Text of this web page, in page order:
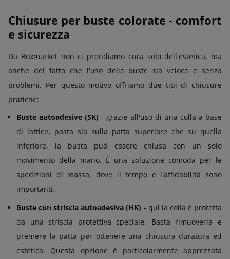
Chiusure per buste colorate - comfort
e sicurezza
Da Boxmarket non ci prendiamo cura solo dell'estetica, ma
anche del fatto che l'uso delle buste sia veloce e senza
problemi. Per questo motivo offriamo due tipi di chiusure
pratiche:
Buste autoadesive (SK) - grazie all'uso di una colla a base
di lattice, posta sia sulla patta superiore che su quella
inferiore, la busta può essere chiusa con un solo
movimento della mano. È una soluzione comoda per le
spedizioni di massa, dove il tempo e l'affidabilità sono
importanti.
Buste con striscia autoadesiva (HK) - qui la colla è protetta
da una striscia protettiva speciale. Basta rimuoverla e
premere la patta per ottenere una chiusura duratura ed
estetica. Questa opzione è particolarmente apprezzata